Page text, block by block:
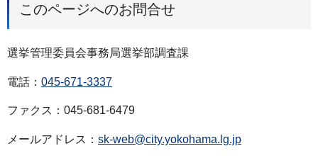
このページへのお問合せ
選挙管理委員会事務局選挙部調査課
電話： 045-671-3337
ファクス：045-681-6479
メールアドレス： sk-web@city.yokohama.lg.jp